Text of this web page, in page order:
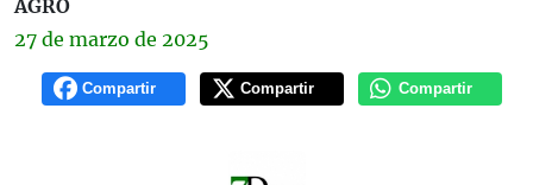
AGRO
27 de marzo de 2025
Compartir Compartir Compartir